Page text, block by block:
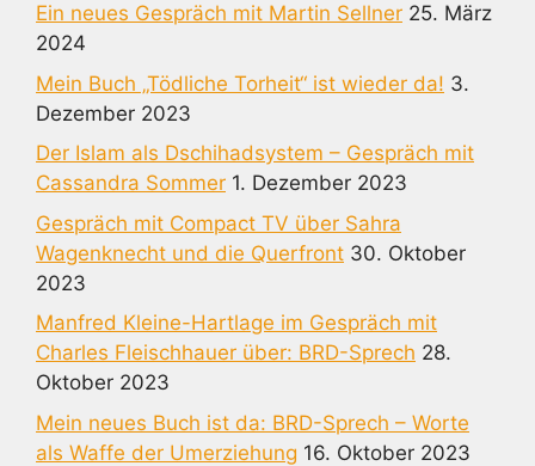
Ein neues Gespräch mit Martin Sellner 25. März
2024
Mein Buch „Tödliche Torheit“ ist wieder da! 3.
Dezember 2023
Der Islam als Dschihadsystem – Gespräch mit
Cassandra Sommer 1. Dezember 2023
Gespräch mit Compact TV über Sahra
Wagenknecht und die Querfront 30. Oktober
2023
Manfred Kleine-Hartlage im Gespräch mit
Charles Fleischhauer über: BRD-Sprech 28.
Oktober 2023
Mein neues Buch ist da: BRD-Sprech – Worte
als Waffe der Umerziehung 16. Oktober 2023